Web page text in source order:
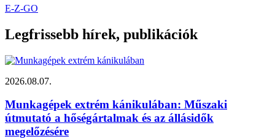
E-Z-GO
Legfrissebb hírek, publikációk
2026.08.07.
Munkagépek extrém kánikulában: Műszaki
útmutató a hőségártalmak és az állásidők
megelőzésére